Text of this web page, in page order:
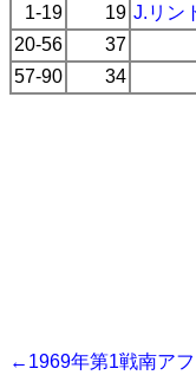
1-19
19 J.リン
20-56
37
57-90
34
←1969年第1戦南アフ